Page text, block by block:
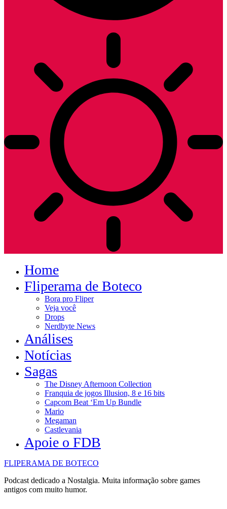
Home
Fliperama de Boteco
Bora pro Fliper
Veja você
Drops
Nerdbyte News
Análises
Notícias
Sagas
The Disney Afternoon Collection
Franquia de jogos Illusion, 8 e 16 bits
Capcom Beat ‘Em Up Bundle
Mario
Megaman
Castlevania
Apoie o FDB
FLIPERAMA DE BOTECO
Podcast dedicado a Nostalgia. Muita informação sobre games
antigos com muito humor.